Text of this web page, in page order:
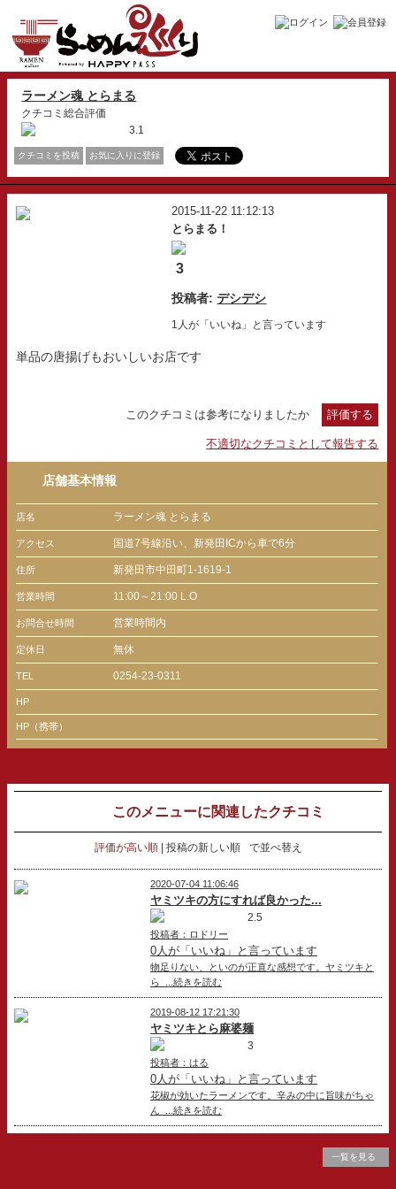
ラーメン魂 とらまる
クチコミ総合評価
3.1
クチコミを投稿 お気に入りに登録
2015-11-22 11:12:13
とらまる！
3
投稿者:デシデシ
1人が「いいね」と言っています
単品の唐揚げもおいしいお店です
このクチコミは参考になりましたか 評価する
不適切なクチコミとして報告する
店舗基本情報
店名 ラーメン魂 とらまる
アクセス 国道7号線沿い、新発田ICから車で6分
住所 新発田市中田町1-1619-1
営業時間 11:00～21:00 L.O
お問合せ時間 営業時間内
定休日 無休
TEL 0254-23-0311
HP
HP（携帯）
このメニューに関連したクチコミ
評価が高い順 投稿の新しい順 で並べ替え
2020-07-04 11:06:46
ヤミツキの方にすれば良かった...
2.5
投稿者：ロドリー
0人が「いいね」と言っています
物足りない、といのが正直な感想です。ヤミツキと
ら ...続きを読む
2019-08-12 17:21:30
ヤミツキとら麻婆麺
3
投稿者：はる
0人が「いいね」と言っています
花椒が効いたラーメンです。辛みの中に旨味がちゃ
ん ...続きを読む
一覧を見る